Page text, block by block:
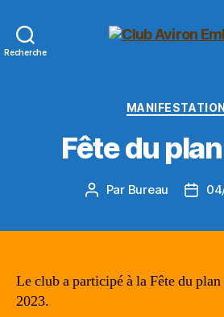
Recherche
Fête du plan
Auteur
Par Bureau
Date
Le club a participé à la Fête du
2023.